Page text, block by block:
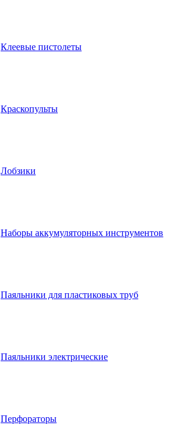
Клеевые пистолеты
Краскопульты
Лобзики
Наборы аккумуляторных инструментов
Паяльники для пластиковых труб
Паяльники электрические
Перфораторы